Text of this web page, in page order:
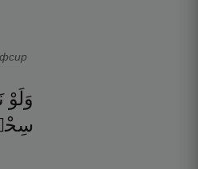
وَلَوْ